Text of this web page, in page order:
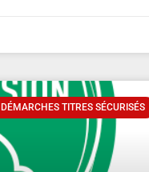
DÉMARCHES TITRES SÉCURISÉS